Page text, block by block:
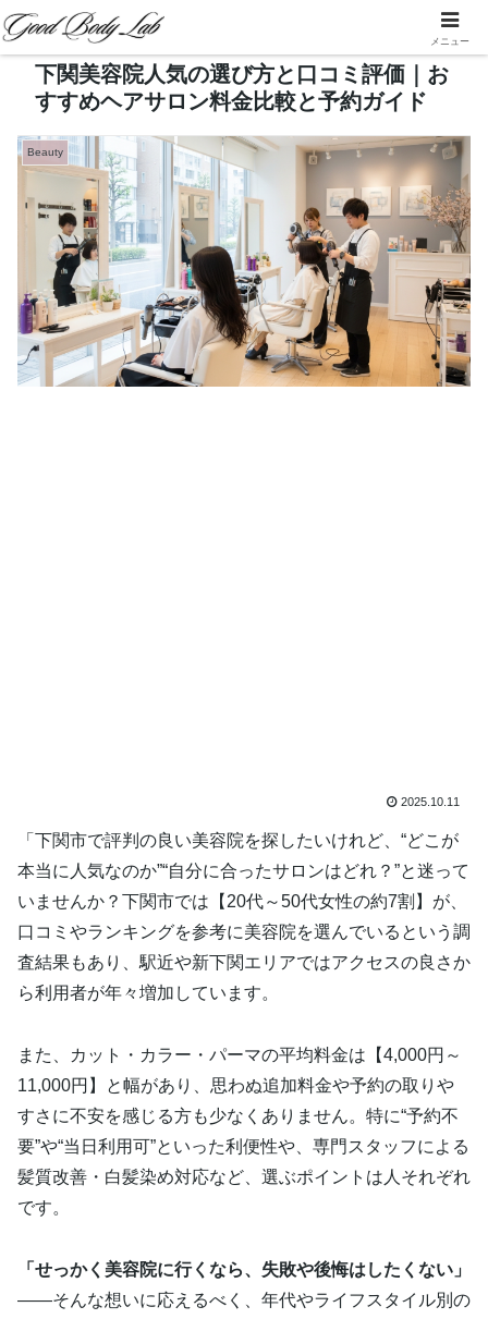
下関美容院人気の選び方と口コミ評価｜お
すすめヘアサロン料金比較と予約ガイド
Beauty
2025.10.11
「下関市で評判の良い美容院を探したいけれど、“どこが
本当に人気なのか”“自分に合ったサロンはどれ？”と迷って
いませんか？下関市では【20代～50代女性の約7割】が、
口コミやランキングを参考に美容院を選んでいるという調
査結果もあり、駅近や新下関エリアではアクセスの良さか
ら利用者が年々増加しています。
また、カット・カラー・パーマの平均料金は【4,000円～
11,000円】と幅があり、思わぬ追加料金や予約の取りや
すさに不安を感じる方も少なくありません。特に“予約不
要”や“当日利用可”といった利便性や、専門スタッフによる
髪質改善・白髪染め対応など、選ぶポイントは人それぞれ
です。
「せっかく美容院に行くなら、失敗や後悔はしたくない」
――そんな想いに応えるべく、年代やライフスタイル別の
メニュー